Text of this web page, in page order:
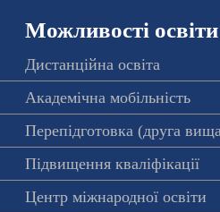
Можливості освіти
Дистанційна освіта
Академічна мобільність
Перепідготовка (друга
Підвищення кваліфікації
Центр міжнародної освіти